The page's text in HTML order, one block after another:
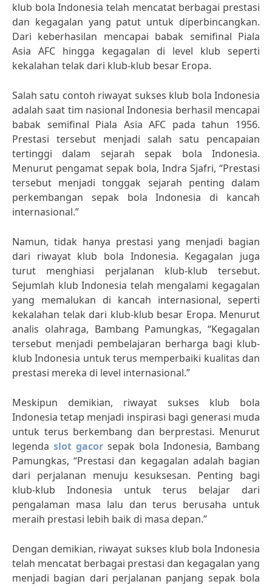
klub bola Indonesia telah mencatat berbagai prestasi
dan kegagalan yang patut untuk diperbincangkan.
Dari keberhasilan mencapai babak semifinal Piala
Asia AFC hingga kegagalan di level klub seperti
kekalahan telak dari klub-klub besar Eropa.
Salah satu contoh riwayat sukses klub bola Indonesia
adalah saat tim nasional Indonesia berhasil mencapai
babak semifinal Piala Asia AFC pada tahun 1956.
Prestasi tersebut menjadi salah satu pencapaian
tertinggi dalam sejarah sepak bola Indonesia.
Menurut pengamat sepak bola, Indra Sjafri, “Prestasi
tersebut menjadi tonggak sejarah penting dalam
perkembangan sepak bola Indonesia di kancah
internasional.”
Namun, tidak hanya prestasi yang menjadi bagian
dari riwayat klub bola Indonesia. Kegagalan juga
turut menghiasi perjalanan klub-klub tersebut.
Sejumlah klub Indonesia telah mengalami kegagalan
yang memalukan di kancah internasional, seperti
kekalahan telak dari klub-klub besar Eropa. Menurut
analis olahraga, Bambang Pamungkas, “Kegagalan
tersebut menjadi pembelajaran berharga bagi klub-
klub Indonesia untuk terus memperbaiki kualitas dan
prestasi mereka di level internasional.”
Meskipun demikian, riwayat sukses klub bola
Indonesia tetap menjadi inspirasi bagi generasi muda
untuk terus berkembang dan berprestasi. Menurut
legenda slot gacor sepak bola Indonesia, Bambang
Pamungkas, “Prestasi dan kegagalan adalah bagian
dari perjalanan menuju kesuksesan. Penting bagi
klub-klub Indonesia untuk terus belajar dari
pengalaman masa lalu dan terus berusaha untuk
meraih prestasi lebih baik di masa depan.”
Dengan demikian, riwayat sukses klub bola Indonesia
telah mencatat berbagai prestasi dan kegagalan yang
menjadi bagian dari perjalanan panjang sepak bola